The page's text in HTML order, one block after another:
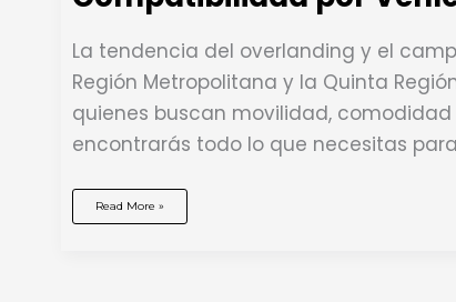
La tendencia del overlanding y el
Región Metropolitana y la Quinta
quienes buscan movilidad,
encontrarás todo lo que necesitas
Carpas
Techo
Read More »